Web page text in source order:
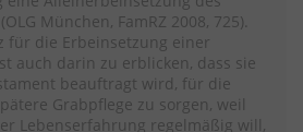
München, FamRZ 2008, 725).
für die Erbeinsetzung einer
auch darin zu erblicken, dass sie
beauftragt wird, für die
Grabpflege zu sorgen, weil
Lebenserfahrung regelmäßig will,